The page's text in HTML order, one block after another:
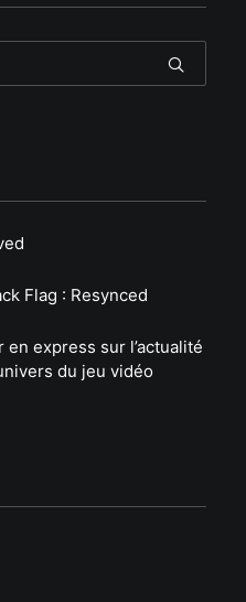
Flag : Resynced
en express sur l’actualité
du jeu vidéo